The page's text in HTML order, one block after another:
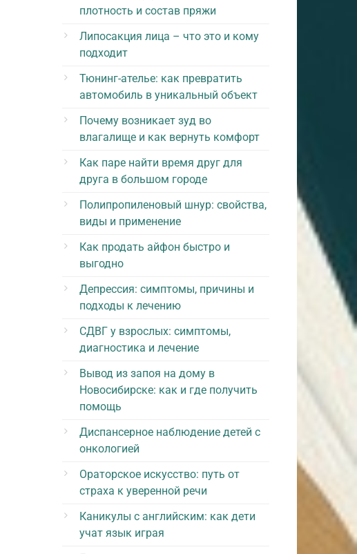
плотность и состав пряжи
Липосакция лица – что это и кому
подходит
Тюнинг-ателье: как превратить
автомобиль в уникальный объект
Почему возникает зуд во
влагалище и как вернуть комфорт
Как паре найти время друг для
друга в большом городе
Полипропиленовый шнур: свойства,
виды и применение
Как продать айфон быстро и
выгодно
Депрессия: симптомы, причины и
подходы к лечению
СДВГ у взрослых: симптомы,
диагностика и лечение
Вывод из запоя на дому в
Новосибирске: как и где получить
помощь
Диспансерное наблюдение детей с
онкологией
Ораторское искусство: путь от
страха к уверенной речи
Каникулы с английским: как дети
учат язык играя